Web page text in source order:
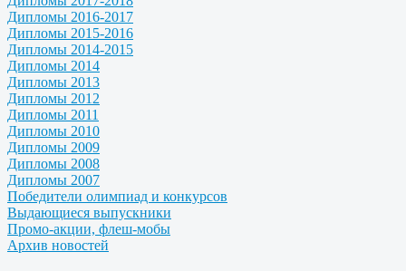
Дипломы 2016-2017
Дипломы 2015-2016
Дипломы 2014-2015
Дипломы 2014
Дипломы 2013
Дипломы 2012
Дипломы 2011
Дипломы 2010
Дипломы 2009
Дипломы 2008
Дипломы 2007
Победители олимпиад и конкурсов
Выдающиеся выпускники
Промо-акции, флеш-мобы
Архив новостей